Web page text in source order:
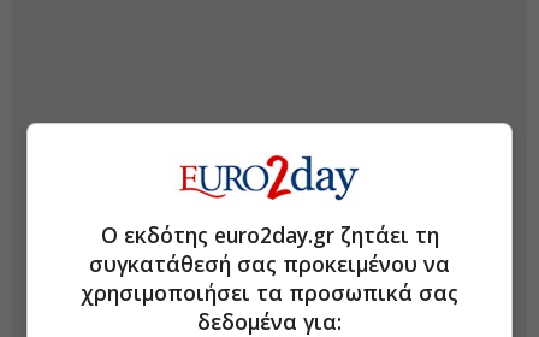
Ο εκδότης euro2day.gr ζητάει τη
συγκατάθεσή σας προκειμένου να
χρησιμοποιήσει τα προσωπικά σας
δεδομένα για: